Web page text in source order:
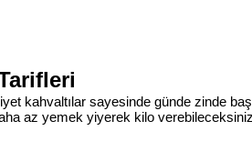
kahvaltılar sayesinde günde zinde
az yemek yiyerek kilo